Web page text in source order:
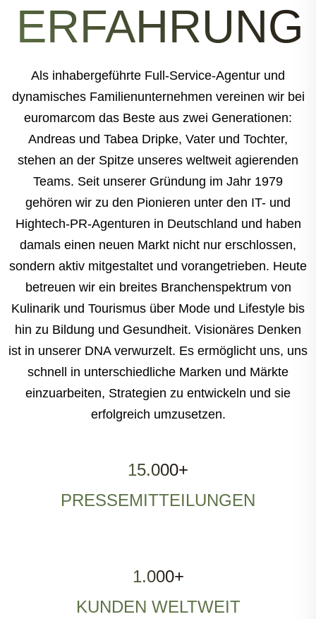
ERFAHRUNG
Als inhabergeführte Full-Service-Agentur und
dynamisches Familienunternehmen vereinen wir bei
euromarcom das Beste aus zwei Generationen:
Andreas und Tabea Dripke, Vater und Tochter,
stehen an der Spitze unseres weltweit agierenden
Teams. Seit unserer Gründung im Jahr 1979
gehören wir zu den Pionieren unter den IT- und
Hightech-PR-Agenturen in Deutschland und haben
damals einen neuen Markt nicht nur erschlossen,
sondern aktiv mitgestaltet und vorangetrieben. Heute
betreuen wir ein breites Branchenspektrum von
Kulinarik und Tourismus über Mode und Lifestyle bis
hin zu Bildung und Gesundheit. Visionäres Denken
ist in unserer DNA verwurzelt. Es ermöglicht uns, uns
schnell in unterschiedliche Marken und Märkte
einzuarbeiten, Strategien zu entwickeln und sie
erfolgreich umzusetzen.
15.000+
PRESSEMITTEILUNGEN
1.000+
KUNDEN WELTWEIT